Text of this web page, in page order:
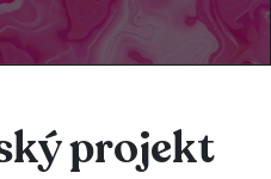
projekt